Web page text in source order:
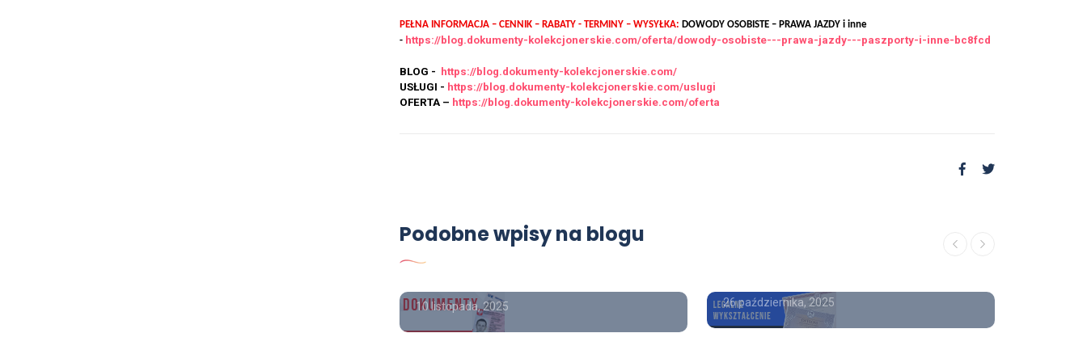
PEŁNA INFORMACJA – CENNIK – RABATY - TERMINY – WYSYŁKA: DOWODY OSOBISTE – PRAWA JAZDY i inne
- https://blog.dokumenty-kolekcjonerskie.com/oferta/dowody-osobiste---prawa-jazdy---paszporty-i-inne-bc8fcd
BLOG -
https://blog.dokumenty-kolekcjonerskie.com/
USŁUGI - https://blog.dokumenty-kolekcjonerskie.com/uslugi
OFERTA – https://blog.dokumenty-kolekcjonerskie.com/oferta
Podobne wpisy na blogu
Dyplom magistra kupię,
kupię świadectwo szkolne z
wpisem.
10 listopada, 2025
Kupię dyplom ukończenia
26 października, 2025